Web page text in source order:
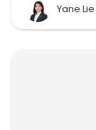
Yane Lie